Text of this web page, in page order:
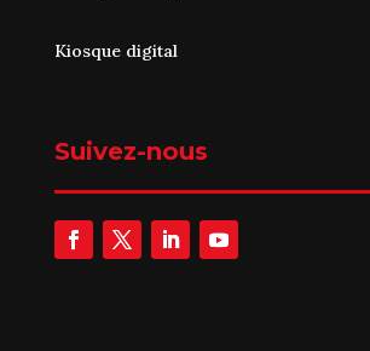
Kiosque digital
Suivez-nous